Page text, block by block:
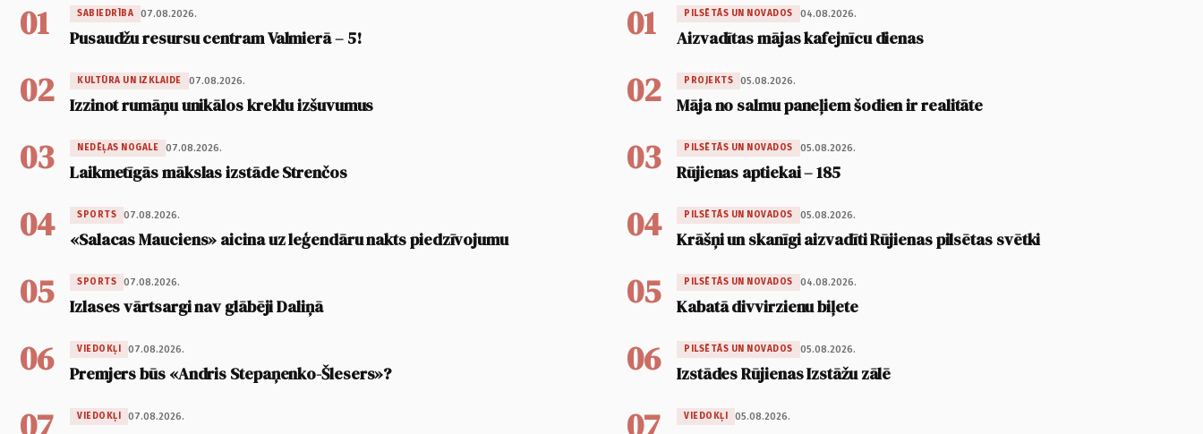
01 SABIEDRĪBA 07.08.2026.
Pusaudžu resursu centram Valmierā – 5!
02 KULTŪRA UN IZKLAIDE 07.08.2026.
Izzinot rumāņu unikālos kreklu izšuvumus
03 NEDĒĻAS NOGALE 07.08.2026.
Laikmetīgās mākslas izstāde Strenčos
04 SPORTS 07.08.2026.
«Salacas Mauciens» aicina uz leģendāru nakts piedzīvojumu
05 SPORTS 07.08.2026.
Izlases vārtsargi nav glābēji Daliņā
06 VIEDOKĻI 07.08.2026.
Premjers būs «Andris Stepaņenko-Šlesers»?
VIEDOKĻI 07.08.2026.
01 PILSĒTĀS UN NOVADOS 04.08.2026.
Aizvadītas mājas kafejnīcu dienas
02 PROJEKTS 05.08.2026.
Māja no salmu paneļiem šodien ir realitāte
03 PILSĒTĀS UN NOVADOS 05.08.2026.
Rūjienas aptiekai – 185
04 PILSĒTĀS UN NOVADOS 05.08.2026.
Krāšņi un skanīgi aizvadīti Rūjienas pilsētas svētki
05 PILSĒTĀS UN NOVADOS 04.08.2026.
Kabatā divvirzienu biļete
06 PILSĒTĀS UN NOVADOS 05.08.2026.
Izstādes Rūjienas Izstāžu zālē
VIEDOKĻI 05.08.2026.